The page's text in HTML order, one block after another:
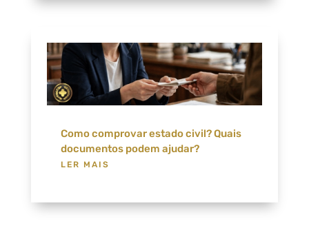
Como comprovar estado civil? Quais
documentos podem ajudar?
LER MAIS